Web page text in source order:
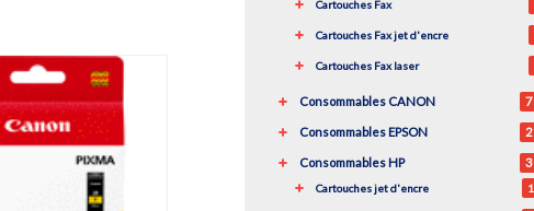
Cartouches Fax
Cartouches Fax jet d'encre
Cartouches Fax laser
Consommables CANON
Consommables EPSON
Consommables HP
Cartouches jet d'encre